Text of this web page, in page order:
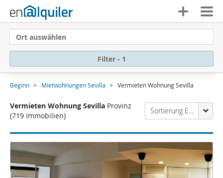
Ort auswählen
Filter - 1
Beginn Mietwohnungen Sevilla Vermieten Wohnung Sevilla
Vermieten Wohnung Sevilla Provinz
(719 Immobilien)
Sortierung Enalquiler